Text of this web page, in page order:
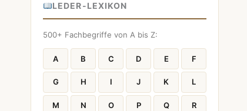
LEDER-LEXIKON
500+ Fachbegriffe von A bis Z:
A B C D E F
G H I J K L
M N O P Q R